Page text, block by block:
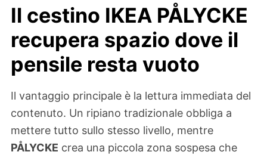
Il cestino IKEA PÅLYCKE
recupera spazio dove il
pensile resta vuoto
Il vantaggio principale è la lettura immediata del
contenuto. Un ripiano tradizionale obbliga a
mettere tutto sullo stesso livello, mentre
PÅLYCKE crea una piccola zona sospesa che